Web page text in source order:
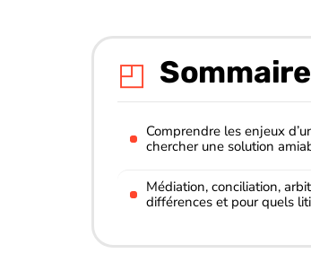
Sommaire
Comprendre les enjeux
chercher une solution
Médiation, conciliation,
différences et pour quels